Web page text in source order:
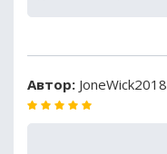
Автор: JoneWick2018